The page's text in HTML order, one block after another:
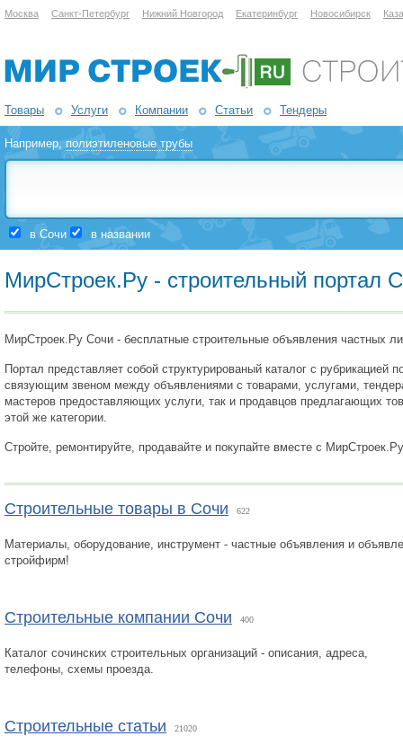
Москва Санкт-Петербург Нижний Новгород Екатеринбург Новосибирск
Товары Услуги Компании Статьи Тендеры
Например,полиэтиленовые трубы
в Сочи в названии
МирСтроек.Ру - строительный портал
МирСтроек.Ру Сочи - бесплатные строительные объявления частных
Портал представляет собой структурированый каталог с
связующим звеном между объявлениями с товарами, услугами,
мастеров предоставляющих услуги, так и продавцов предлагающих
этой же категории.
Стройте, ремонтируйте, продавайте и покупайте вместе с
Строительные товары в Сочи 622
Материалы, оборудование, инструмент - частные объявления и
стройфирм!
Строительные компании Сочи 400
Каталог сочинских строительных организаций - описания, адреса,
телефоны, схемы проезда.
Строительные статьи 21020